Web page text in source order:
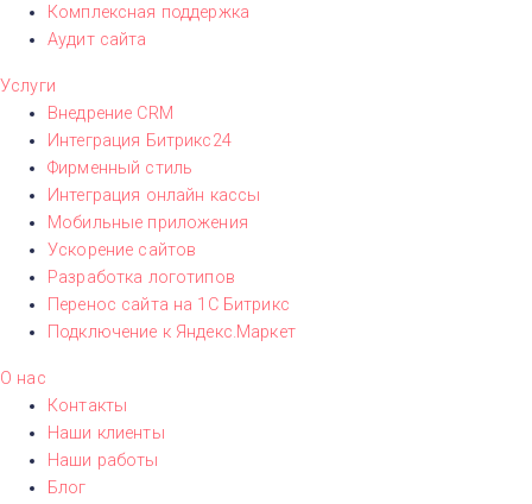
Комплексная поддержка
Аудит сайта
Услуги
Внедрение CRM
Интеграция Битрикс24
Фирменный стиль
Интеграция онлайн кассы
Мобильные приложения
Ускорение сайтов
Разработка логотипов
Перенос сайта на 1С Битрикс
Подключение к Яндекс.Маркет
О нас
Контакты
Наши клиенты
Наши работы
Блог